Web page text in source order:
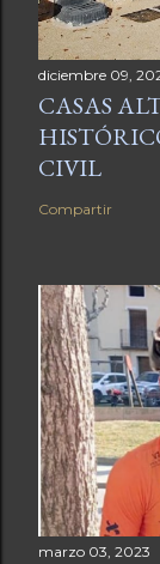
diciembre 09,
CASAS
CIVIL
Compartir
marzo 03, 2023